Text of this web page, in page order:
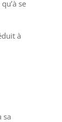
se
à
sa